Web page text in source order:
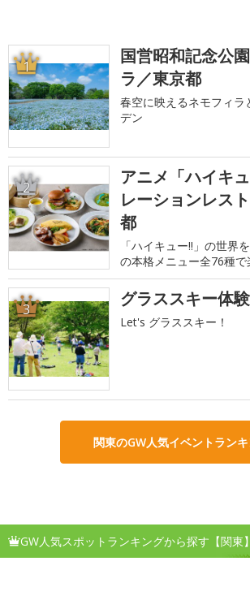
1
国営昭和記念公
ラ／東京都
春空に映えるネモフィラ
デン
2
アニメ「ハイキ
レーションレス
都
「ハイキュー!!」の世界
の本格メニュー全76種で
3 グラススキー体
Let's グラススキー！
関東のGW人気イベントラン
GW人気スポットランキングから探す【関東】